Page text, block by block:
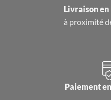
Livraison en
à proximité
Paiement